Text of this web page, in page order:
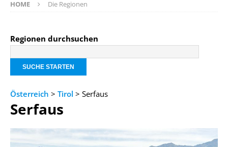
HOME Die Regionen
Regionen durchsuchen
Österreich > Tirol > Serfaus
Serfaus